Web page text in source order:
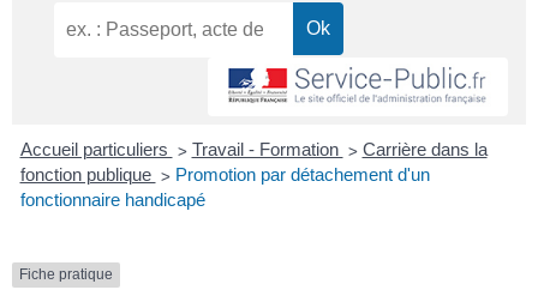
Accueil particuliers > Travail - Formation > Carrière dans la
fonction publique > Promotion par détachement d'un
fonctionnaire handicapé
Fiche pratique